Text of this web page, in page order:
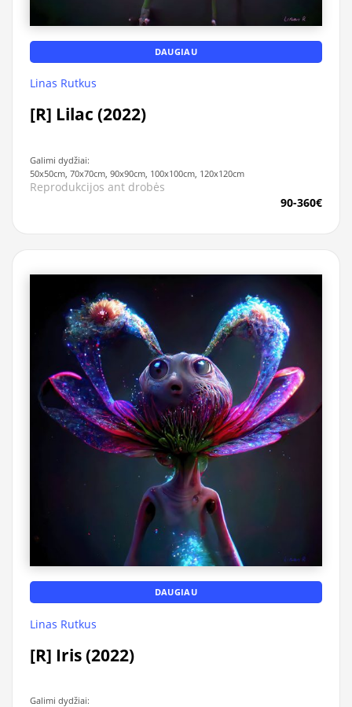
DAUGIAU
Linas Rutkus
[R] Lilac (2022)
Galimi dydžiai:
50x50cm, 70x70cm, 90x90cm, 100x100cm, 120x120cm
Reprodukcijos ant drobės
90-360€
DAUGIAU
Linas Rutkus
[R] Iris (2022)
Galimi dydžiai: